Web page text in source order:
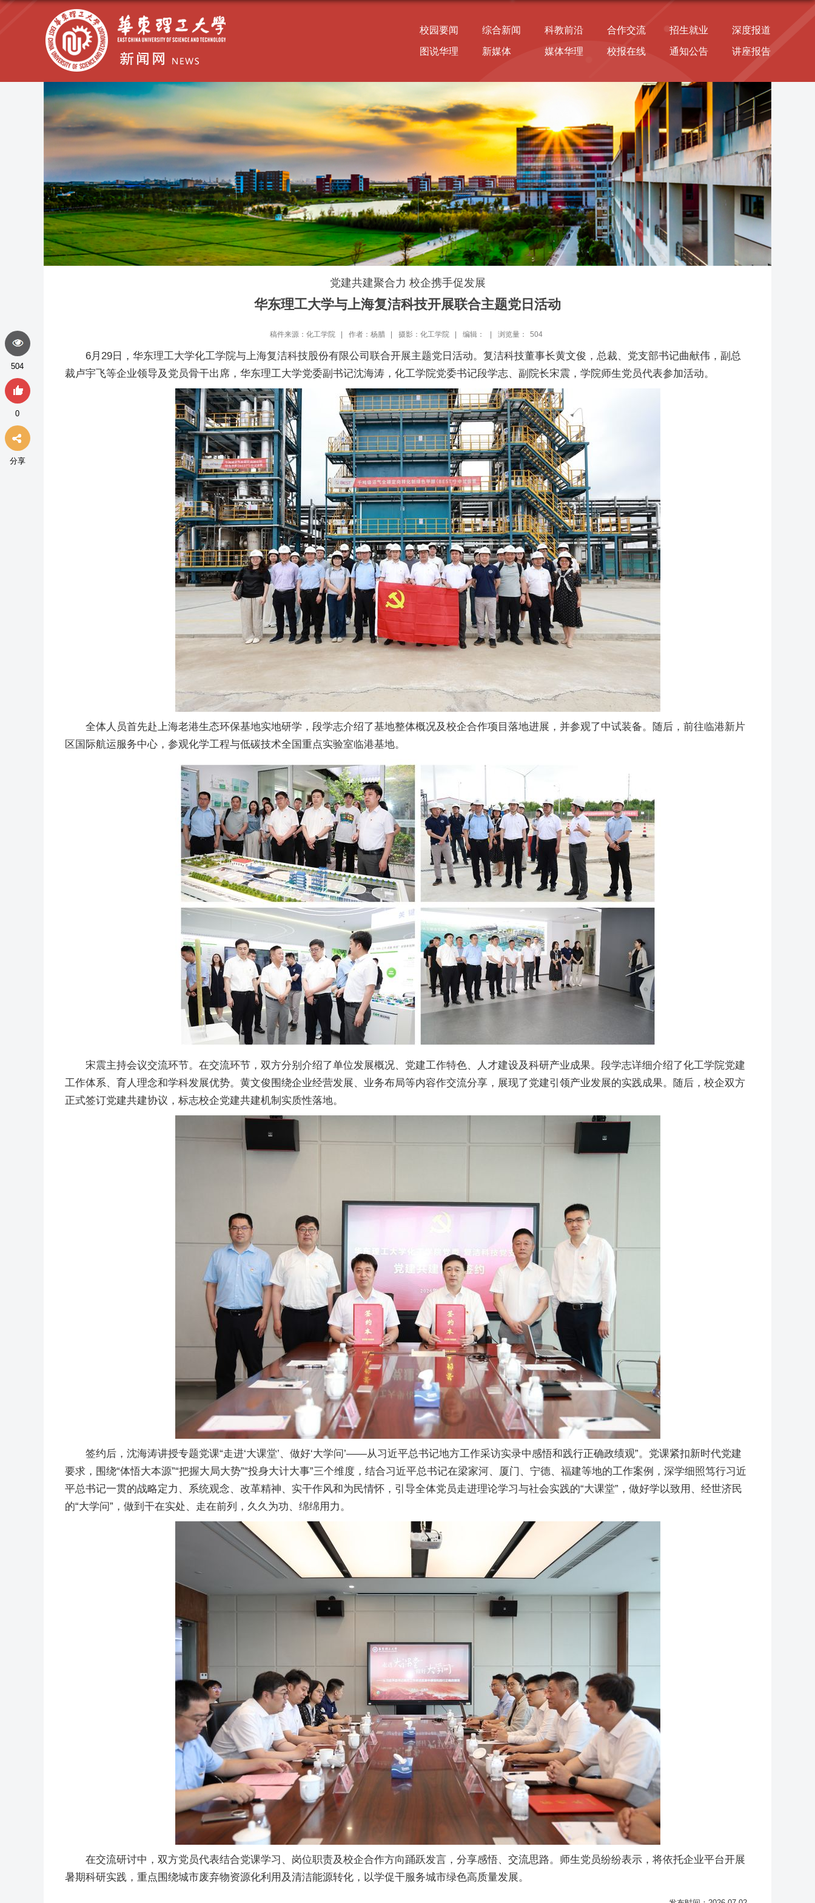
校园要闻 综合新闻 科教前沿 合作交流 招生就业 深度报道
图说华理 新媒体 媒体华理 校报在线 通知公告 讲座报告
党建共建聚合力 校企携手促发展
华东理工大学与上海复洁科技开展联合主题党日活动
稿件来源：化工学院 | 作者：杨腊 | 摄影：化工学院 | 编辑： | 浏览量： 504
6月29日，华东理工大学化工学院与上海复洁科技股份有限公司联合开展主题党日活动。复洁科技董事长黄文俊，总裁、党支部书记曲献伟，副总
裁卢宇飞等企业领导及党员骨干出席，华东理工大学党委副书记沈海涛，化工学院党委书记段学志、副院长宋震，学院师生党员代表参加活动。
全体人员首先赴上海老港生态环保基地实地研学，段学志介绍了基地整体概况及校企合作项目落地进展，并参观了中试装备。随后，前往临港新片
区国际航运服务中心，参观化学工程与低碳技术全国重点实验室临港基地。
宋震主持会议交流环节。在交流环节，双方分别介绍了单位发展概况、党建工作特色、人才建设及科研产业成果。段学志详细介绍了化工学院党建
工作体系、育人理念和学科发展优势。黄文俊围绕企业经营发展、业务布局等内容作交流分享，展现了党建引领产业发展的实践成果。随后，校企双方
正式签订党建共建协议，标志校企党建共建机制实质性落地。
签约后，沈海涛讲授专题党课“走进‘大课堂’、做好‘大学问’——从习近平总书记地方工作采访实录中感悟和践行正确政绩观”。党课紧扣新时代党建
要求，围绕“体悟大本源”“把握大局大势”“投身大计大事”三个维度，结合习近平总书记在梁家河、厦门、宁德、福建等地的工作案例，深学细照笃行习近
平总书记一贯的战略定力、系统观念、改革精神、实干作风和为民情怀，引导全体党员走进理论学习与社会实践的“大课堂”，做好学以致用、经世济民
的“大学问”，做到干在实处、走在前列，久久为功、绵绵用力。
在交流研讨中，双方党员代表结合党课学习、岗位职责及校企合作方向踊跃发言，分享感悟、交流思路。师生党员纷纷表示，将依托企业平台开展
暑期科研实践，重点围绕城市废弃物资源化利用及清洁能源转化，以学促干服务城市绿色高质量发展。
504
0
分享